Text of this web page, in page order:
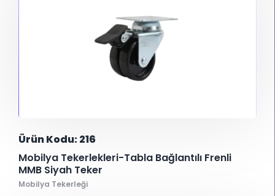
Ürün Kodu: 216
Mobilya Tekerlekleri-Tabla Bağlantılı Frenli
MMB Siyah Teker
Mobilya Tekerleği